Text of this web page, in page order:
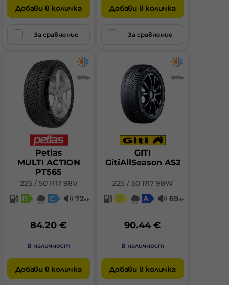
Добави в количка
За сравнение
Добави в количка
За сравнение
Petlas
MULTI ACTION
PT565
225 / 50 R17 98V
B
C 72db
84.20 €
В наличност
Добави в количка
GITI
GitiAllSeason AS2
225 / 50 R17 98W
C
A 69db
90.44 €
В наличност
Добави в количка